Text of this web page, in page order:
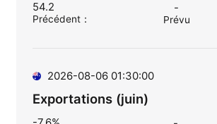
54.2
Précédent：
-
Prévu
2026-08-06 01:30:00
Exportations (juin)